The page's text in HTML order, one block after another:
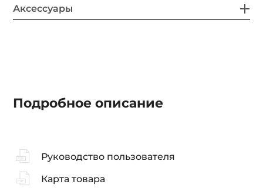
Аксессуары
Подробное описание
Руководство пользователя
Карта товара